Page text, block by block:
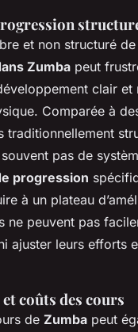
et non structuré de
Zumba peut
clair et
Comparée à
traditionnellement
pas de
progression
à un plateau
ne peuvent pas
ajuster leurs efforts
coûts des cours
de Zumba peut